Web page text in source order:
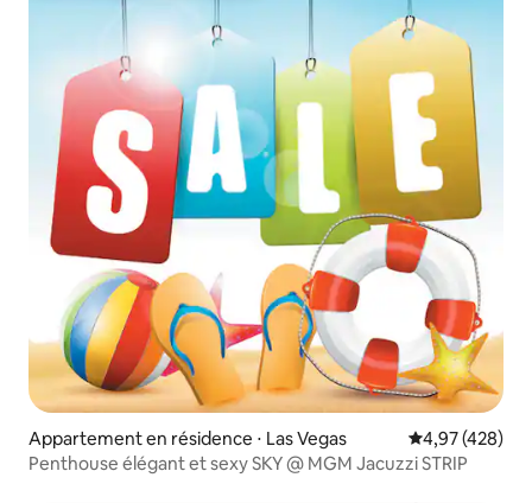
Appartement en résidence ⋅ Las Vegas Évaluation
4,97 (428)
Penthouse élégant et sexy SKY @ MGM Jacuzzi STRIP